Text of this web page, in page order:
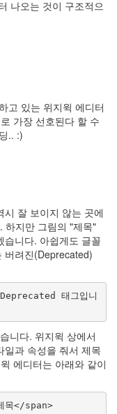
나오는 것이 구조적으
고 있는 위지윅 에디터
가장 선호된다 할 수
.. :)
잘 보이지 않는 곳에
하지만 그림의 제목
습니다. 아쉽게도 글꼴
버려진(Deprecated)
태그입니
니다. 위지윅 상에서
과 속성을 줘서 제목
에디터는 아래와 같이
</span>